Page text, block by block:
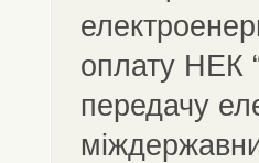
оплату НЕК
передачу